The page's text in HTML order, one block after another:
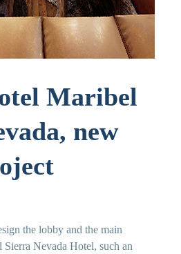
Maribel
new
the lobby and the main
Sierra Nevada Hotel, such an